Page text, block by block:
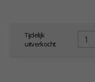
Tijdelijk
uitverkocht